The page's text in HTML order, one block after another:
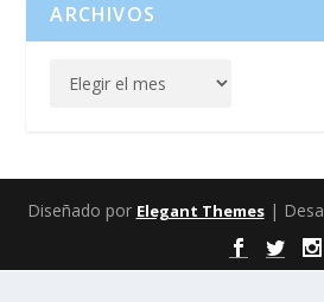
ARCHIVOS
Diseñado por Elegant Themes|